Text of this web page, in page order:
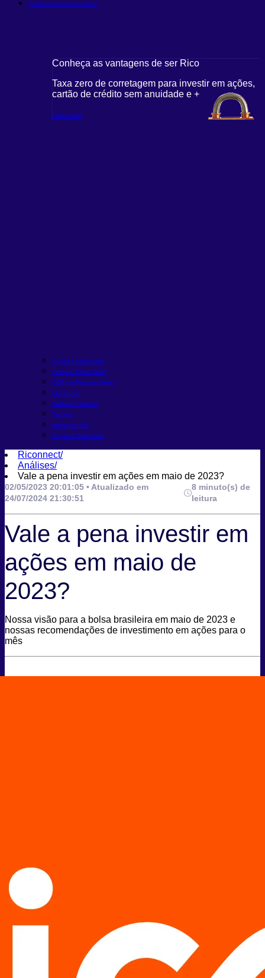
Conteúdos Educacionais
Conheça as vantagens de ser Rico
Taxa zero de corretagem para investir em ações,
cartão de crédito sem anuidade e +
Saiba mais
O que é renda fixa
Tesouro Direto Selic
CDB ou Tesouro Direto
LCI e LCA
Bolsa de Valores
Trading
Melhores FIIs
O que é Taxa Selic
Riconnect/
Análises/
Vale a pena investir em ações em maio de 2023?
02/05/2023 20:01:05 • Atualizado em
24/07/2024 21:30:51
8 minuto(s) de
leitura
Vale a pena investir em
ações em maio de
2023?
Nossa visão para a bolsa brasileira em maio de 2023 e
nossas recomendações de investimento em ações para o
mês